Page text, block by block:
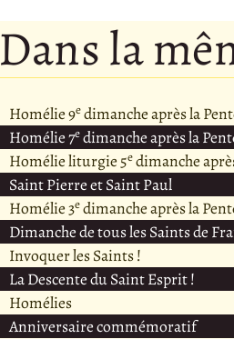
Dans la
Homélie 9edimanche après la
Homélie 7edimanche après la
Homélie liturgie 5edimanche
Saint Pierre et Saint Paul
Homélie 3edimanche après la
Dimanche de tous les Saints de
Invoquer les Saints !
La Descente du Saint Esprit !
Homélies
Anniversaire commémoratif